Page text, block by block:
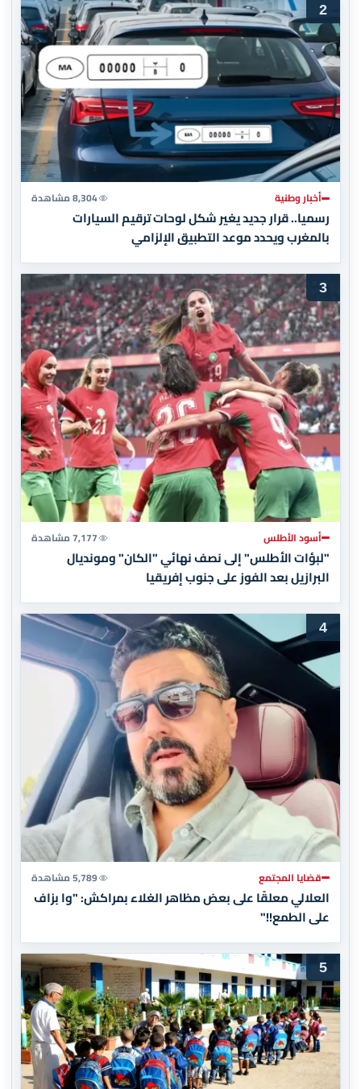
2
أخبار وطنية 8,304 مشاهدة
رسميا.. قرار جديد يغير شكل لوحات ترقيم السيارات
بالمغرب ويحدد موعد التطبيق الإلزامي
3
أسود الأطلس 7,177 مشاهدة
"لبؤات الأطلس" إلى نصف نهائي "الكان" ومونديال
البرازيل بعد الفوز على جنوب إفريقيا
4
قضايا المجتمع 5,789 مشاهدة
العلالي معلقًا على بعض مظاهر الغلاء بمراكش: "وا بزاف
على الطمع!!"
5